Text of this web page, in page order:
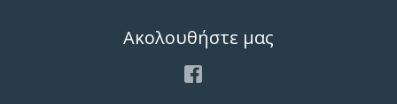
Ακολουθήστε μας